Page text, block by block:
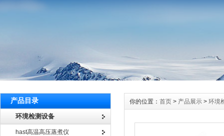
产品目录
环境检测设备
hast高温高压蒸煮仪
你的位置： 首页 > 产品展示 > 环境